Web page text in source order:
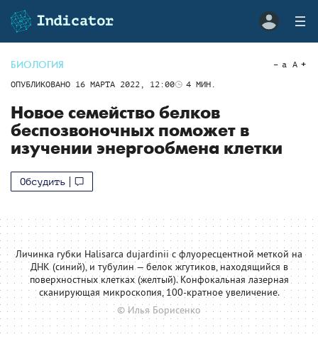
БИОЛОГИЯ
ОПУБЛИКОВАНО 16 МАРТА 2022, 12:00 4 МИН.
a A
Новое семейство белков
беспозвоночных поможет в
изучении энергообмена клетки
Обсудить
Личинка губки Halisarca dujardinii с флуоресцентной меткой на
ДНК (синий), и тубулин — белок жгутиков, находящийся в
поверхностных клетках (желтый). Конфокальная лазерная
сканирующая микроскопия, 100-кратное увеличение.
© Илья Борисенко